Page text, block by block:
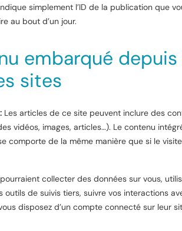
simplement l’ID de la publication que
au bout d’un jour.
embarqué depuis
sites
Les articles de ce site peuvent inclure des
vidéos, images, articles…). Le contenu
comporte de la même manière que si le
collecter des données sur vous,
outils de suivis tiers, suivre vos interactions
disposez d’un compte connecté sur leur